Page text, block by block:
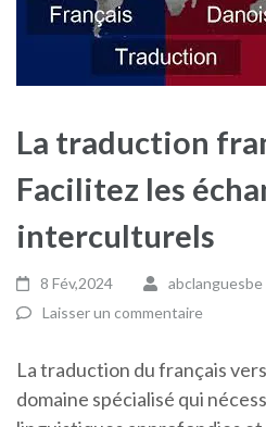
La traduction
Facilitez les
interculturels
8 Fév,2024
abclanguesbe
Laisser un commentaire
La traduction du français
domaine spécialisé qui